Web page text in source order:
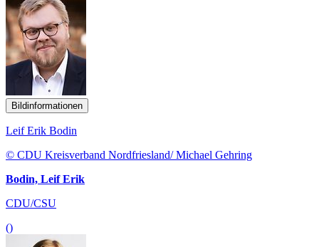
Bildinformationen
Leif Erik Bodin
© CDU Kreisverband Nordfriesland/ Michael Gehring
Bodin, Leif Erik
CDU/CSU
()